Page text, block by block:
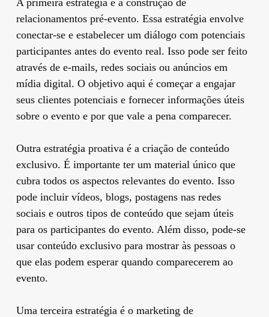
relacionamentos pré-evento. Essa estratégia envolve
conectar-se e estabelecer um diálogo com potenciais
participantes antes do evento real. Isso pode ser feito
através de e-mails, redes sociais ou anúncios em
mídia digital. O objetivo aqui é começar a engajar
seus clientes potenciais e fornecer informações úteis
sobre o evento e por que vale a pena comparecer.
Outra estratégia proativa é a criação de conteúdo
exclusivo. É importante ter um material único que
cubra todos os aspectos relevantes do evento. Isso
pode incluir vídeos, blogs, postagens nas redes
sociais e outros tipos de conteúdo que sejam úteis
para os participantes do evento. Além disso, pode-se
usar conteúdo exclusivo para mostrar às pessoas o
que elas podem esperar quando comparecerem ao
evento.
Uma terceira estratégia é o marketing de